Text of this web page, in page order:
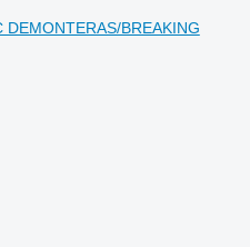
BREAKING